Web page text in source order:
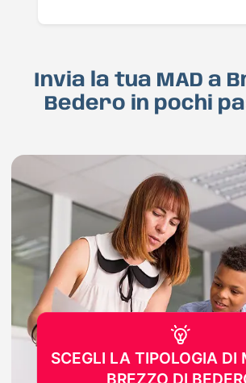
Invia la tua MAD a
Bedero in pochi
SCEGLI LA TIPOLOGIA DI
BREZZO DI